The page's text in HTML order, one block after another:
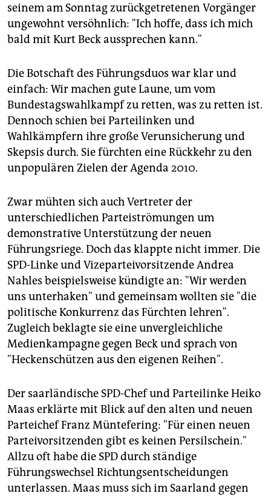
seinem am Sonntag zurückgetretenen Vorgänger
ungewohnt versöhnlich: "Ich hoffe, dass ich mich
bald mit Kurt Beck aussprechen kann."
Die Botschaft des Führungsduos war klar und
einfach: Wir machen gute Laune, um vom
Bundestagswahlkampf zu retten, was zu retten ist.
Dennoch schien bei Parteilinken und
Wahlkämpfern ihre große Verunsicherung und
Skepsis durch. Sie fürchten eine Rückkehr zu den
unpopulären Zielen der Agenda 2010.
Zwar mühten sich auch Vertreter der
unterschiedlichen Parteiströmungen um
demonstrative Unterstützung der neuen
Führungsriege. Doch das klappte nicht immer. Die
SPD-Linke und Vizeparteivorsitzende Andrea
Nahles beispielsweise kündigte an: "Wir werden
uns unterhaken" und gemeinsam wollten sie "die
politische Konkurrenz das Fürchten lehren".
Zugleich beklagte sie eine unvergleichliche
Medienkampagne gegen Beck und sprach von
"Heckenschützen aus den eigenen Reihen".
Der saarländische SPD-Chef und Parteilinke Heiko
Maas erklärte mit Blick auf den alten und neuen
Parteichef Franz Müntefering: "Für einen neuen
Parteivorsitzenden gibt es keinen Persilschein."
Allzu oft habe die SPD durch ständige
Führungswechsel Richtungsentscheidungen
unterlassen. Maas muss sich im Saarland gegen